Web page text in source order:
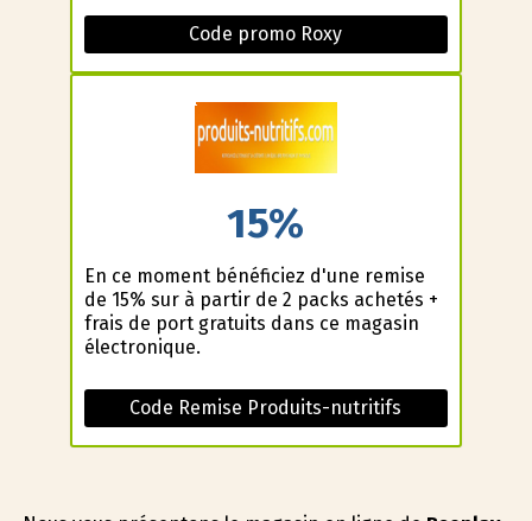
Code promo Roxy
15%
En ce moment bénéficiez d'une remise
de 15% sur à partir de 2 packs achetés +
frais de port gratuits dans ce magasin
électronique.
Code Remise Produits-nutritifs